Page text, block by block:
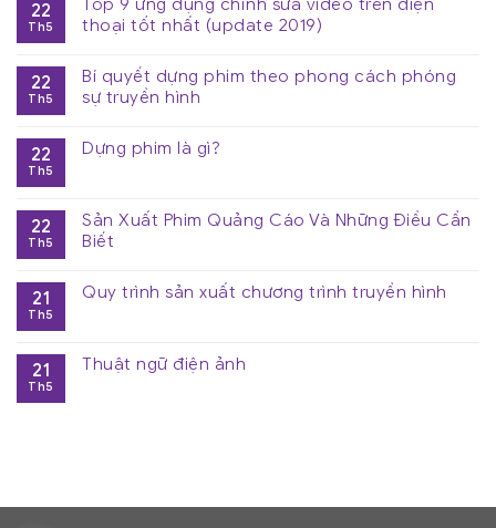
22
Th5
thoại tốt nhất (update 2019)
22
Th5
Bí quyết dựng phim theo phong cách phóng
sự truyền hình
22
Th5
Dựng phim là gì?
22
Th5
Sản Xuất Phim Quảng Cáo Và Những Điều Cần
Biết
21
Th5
Quy trình sản xuất chương trình truyền hình
21
Th5
Thuật ngữ điện ảnh